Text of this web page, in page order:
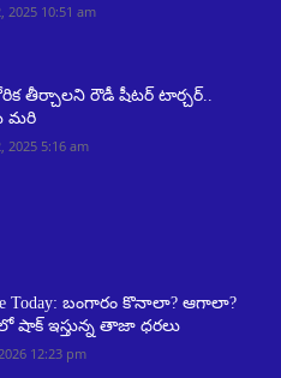
2025 10:51 am
తీర్చాలని రౌడీ షీటర్‌ టార్చర్..
మరి
2025 5:16 am
Today: బంగారం కొనాలా? ఆగాలా?
షాక్ ఇస్తున్న తాజా ధరలు
12:23 pm